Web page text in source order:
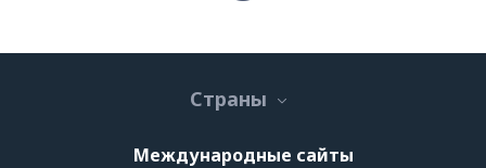
Страны
Международные сайты